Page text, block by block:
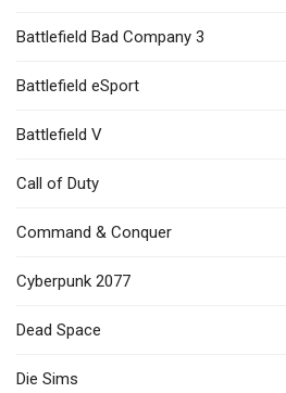
Battlefield Bad Company 3
Battlefield eSport
Battlefield V
Call of Duty
Command & Conquer
Cyberpunk 2077
Dead Space
Die Sims